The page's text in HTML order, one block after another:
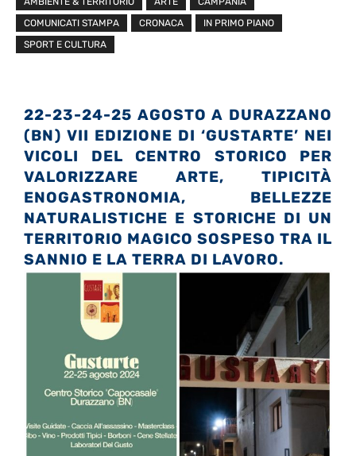
COMUNICATI STAMPA
CRONACA
IN PRIMO PIANO
SPORT E CULTURA
22-23-24-25 AGOSTO A DURAZZANO
(BN) VII EDIZIONE DI ‘GUSTARTE’ NEI
VICOLI DEL CENTRO STORICO PER
VALORIZZARE ARTE, TIPICITÀ
ENOGASTRONOMIA, BELLEZZE
NATURALISTICHE E STORICHE DI UN
TERRITORIO MAGICO SOSPESO TRA IL
SANNIO E LA TERRA DI LAVORO.